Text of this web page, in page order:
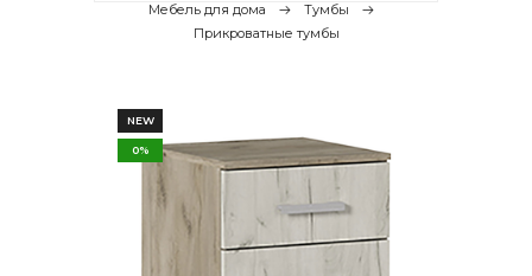
Мебель для дома
Тумбы
Прикроватные тумбы
NEW
0%